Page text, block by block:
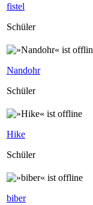
fistel
Schüler
Nandohr
Schüler
Hike
Schüler
biber